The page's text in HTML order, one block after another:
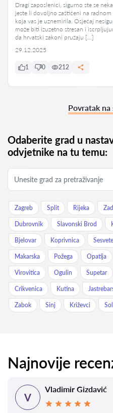
Dragi zaposlenici, sigurno ste se
jeste li dovoljno zaštićeni na
koja vas je uznemirila. Osjećaj
može biti izuzetno stresan i
da hrvatski zakoni pružaju […]
29.12.2025
1 0 212
Povratak na
Odaberite grad u
odvjetnike na tu temu:
Zagreb Split Rijeka
Dubrovnik Slavonski Brod
Bjelovar Koprivnica Sesvete
Makarska Požega Opatija
Virovitica Ogulin Supetar
Crikvenica Kutina
Zabok Sinj Križevci
Najnovije
V
Vladimir Gizdavić